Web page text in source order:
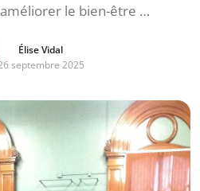
améliorer le bien-être …
Élise Vidal
septembre 2025